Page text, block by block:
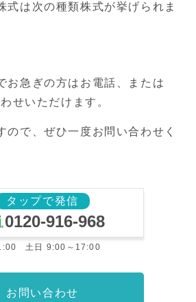
式は次の種類株式が挙げられま
お急ぎの方はお電話、または
せいただけます。
ので、ぜひ一度お問い合わせく
タップで発信
0120-916-968
土日 9:00～17:00
お問い合わせ